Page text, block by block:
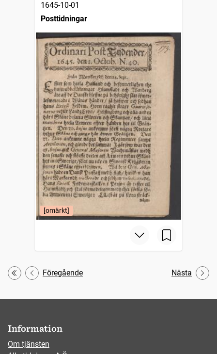
1645-10-01
Posttidningar
[omärkt]
Första
Föregående Nästa
Information
Om tjänsten